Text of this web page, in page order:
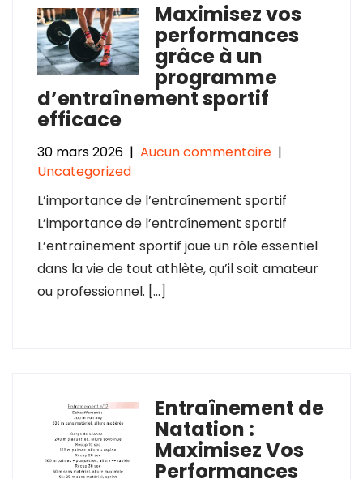
Maximisez vos
performances
grâce à un
programme
d’entraînement sportif
efficace
30 mars 2026 | Aucun commentaire |
Uncategorized
L’importance de l’entraînement sportif
L’importance de l’entraînement sportif
L’entraînement sportif joue un rôle essentiel
dans la vie de tout athlète, qu’il soit amateur
ou professionnel. […]
Entraînement de
Natation :
Maximisez Vos
Performances